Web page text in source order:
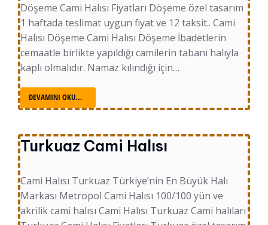
Döşeme Cami Halısı Fiyatları Döşeme özel tasarım
1 haftada teslimat uygun fiyat ve 12 taksit.. Cami
Halısı Döşeme Cami Halısı Döşeme İbadetlerin
cemaatle birlikte yapıldığı camilerin tabanı halıyla
kaplı olmalıdır. Namaz kılındığı için…
DEVAMINI OKU...
Turkuaz Cami Halısı
Cami Halısı Turkuaz Türkiye’nin En Büyük Halı
Markası Metropol Cami Halısı 100/100 yün ve
akrilik cami halısı Cami Halısı Turkuaz Cami halıları